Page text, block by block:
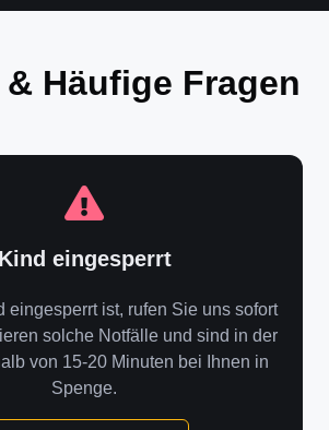
Häufige Fragen
Kind eingesperrt
eingesperrt ist, rufen Sie uns sofort
solche Notfälle und sind in der
von 15-20 Minuten bei Ihnen in
Spenge.